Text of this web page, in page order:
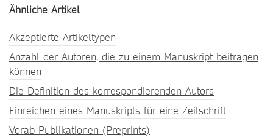
Ähnliche Artikel
Akzeptierte Artikeltypen
Anzahl der Autoren, die zu einem Manuskript beitragen
können
Die Definition des korrespondierenden Autors
Einreichen eines Manuskripts für eine Zeitschrift
Vorab-Publikationen (Preprints)